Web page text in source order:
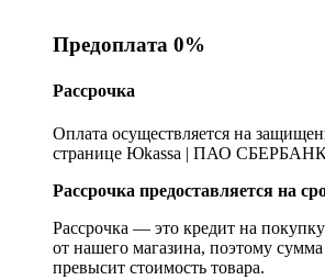
Предоплата 0%
Рассрочка
Оплата осуществляется на
странице Юkassa | ПАО
Рассрочка предоставляется на
Рассрочка — это кредит на
от нашего магазина, поэтому
превысит стоимость товара.